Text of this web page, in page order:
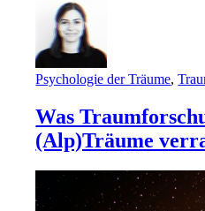
Psychologie der Träume,
Was
(Alp)Träume